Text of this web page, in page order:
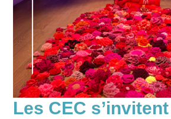
Les CEC